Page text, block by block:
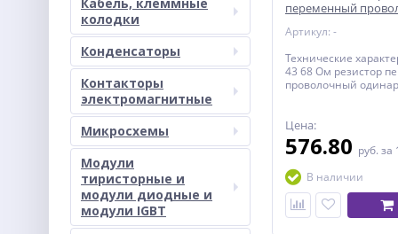
колодки
Конденсаторы
Контакторы
электромагнитные
Микросхемы
Модули
тиристорные и
модули диодные и
модули IGBT
переменный
Артикул: -
Технические
43 68 Ом резистор
проволочный
подвижной системы
под шлиц отвёрткой
Сопротивление
Ом Проволочный
= 3 ВТ Диаметр
ручки 4
Предельное
400В Допустимое
Цена:
576.80 руб. за
В наличии